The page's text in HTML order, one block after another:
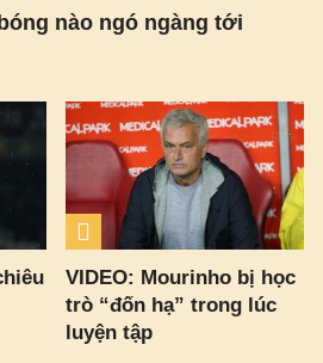
nào ngó ngàng tới
VIDEO: Mourinho bị học
trò “đốn hạ” trong lúc
luyện tập